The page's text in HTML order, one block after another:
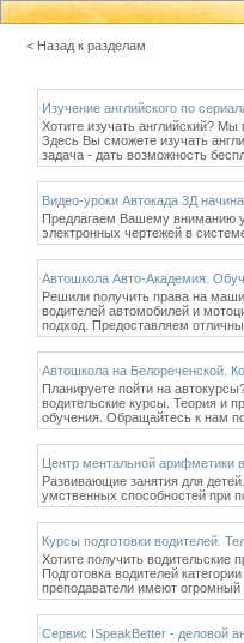
< Назад к разделам
Изучение английского по
Хотите изучать английский?
Здесь Вы сможете изучать
задача - дать возможность
Видео-уроки Автокада 3Д
Предлагаем Вашему вниманию
электронных чертежей в
Автошкола Авто-Академия.
Решили получить права на
водителей автомобилей и
подход. Предоставляем
Автошкола на Белореченской.
Планируете пойти на
водительские курсы. Теория и
обучения. Обращайтесь к нам
Центр ментальной арифметики
Развивающие занятия для
умственных способностей при
Курсы подготовки водителей.
Хотите получить водительские
Подготовка водителей
преподаватели имеют
Сервис ISpeakBetter - деловой